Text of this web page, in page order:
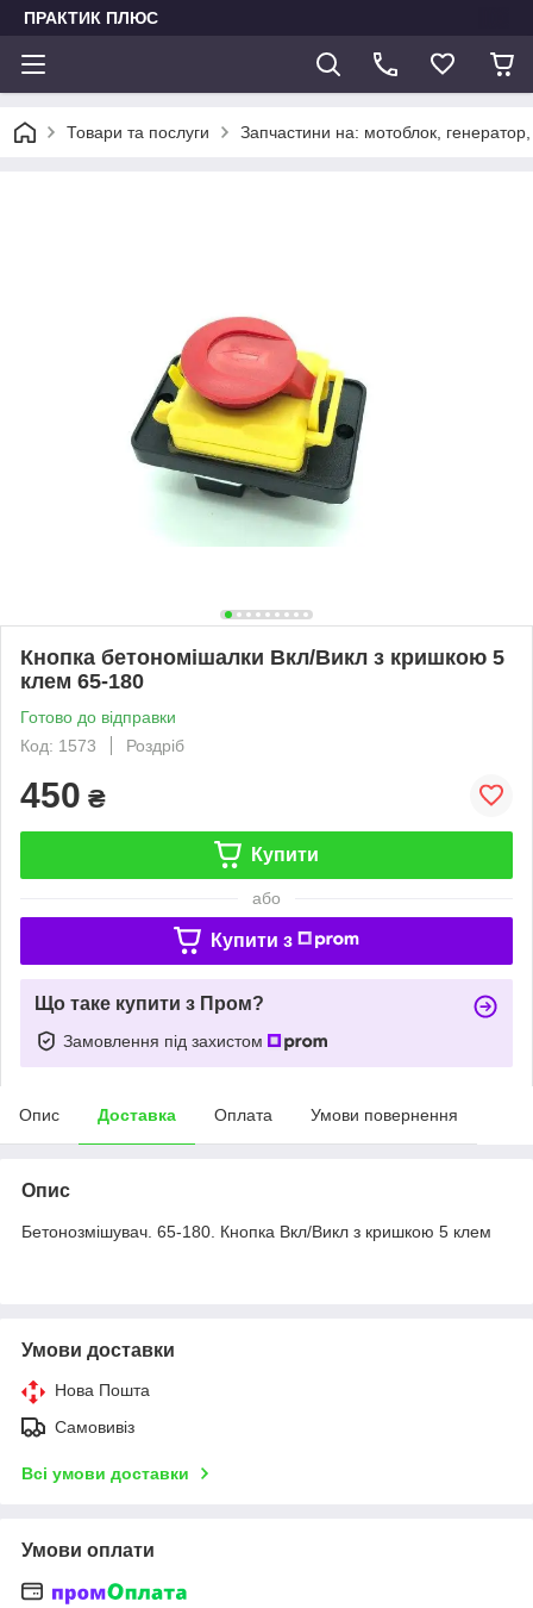
ПРАКТИК ПЛЮС
Товари та послуги Запчастини на: мотоблок,
Кнопка бетономішалки Вкл/Викл з кришкою 5
клем 65-180
Готово до відправки
Код: 1573
Роздріб
450 ₴
Купити
або
Купити з
Що таке купити з Пром?
Замовлення під захистом
Опис Доставка Оплата Умови повернення
Опис
Бетонозмішувач. 65-180. Кнопка Вкл/Викл з кришкою 5 клем
Умови доставки
Нова Пошта
Самовивіз
Всі умови доставки
Умови оплати